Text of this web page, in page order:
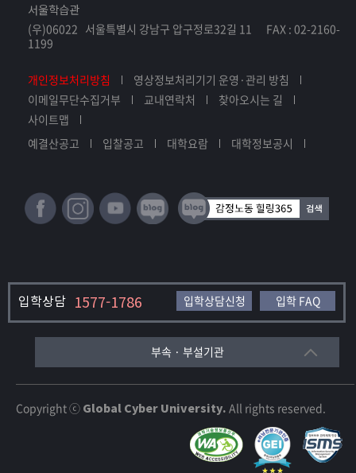
서울학습관
(우)06022 서울특별시 강남구 압구정로32길 11 FAX : 02-2160-
1199
개인정보처리방침
영상정보처리기기 운영·관리 방침
이메일무단수집거부
교내연락처
찾아오시는 길
사이트맵
예결산공고
입찰공고 대학요람 대학정보공시
부속 · 부설기관
입학상담 1577-1786 입학상담신청 입학 FAQ
Copyright ⓒ Global Cyber University. All rights reserved.